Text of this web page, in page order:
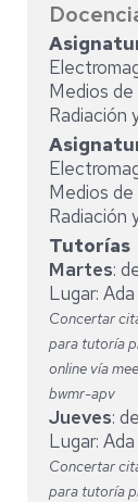
Medios de
Radiación
Medios de
Radiación
Tutorías
Martes:
Lugar:
Concertar
para tutoría
online vía
bwmr-apv
Jueves:
Lugar:
Concertar
para tutoría